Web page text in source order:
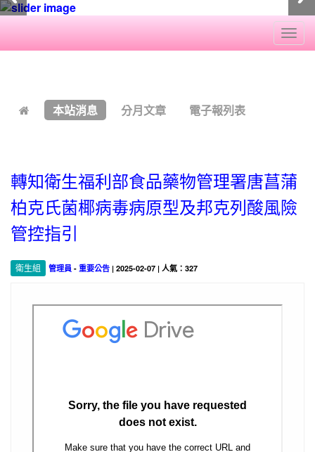
本站消息 分月文章 電子報列表
轉知衛生福利部食品藥物管理署唐菖蒲
柏克氏菌椰病毒病原型及邦克列酸風險
管控指引
衛生組 管理員 -重要公告 | 2025-02-07 | 人氣：327